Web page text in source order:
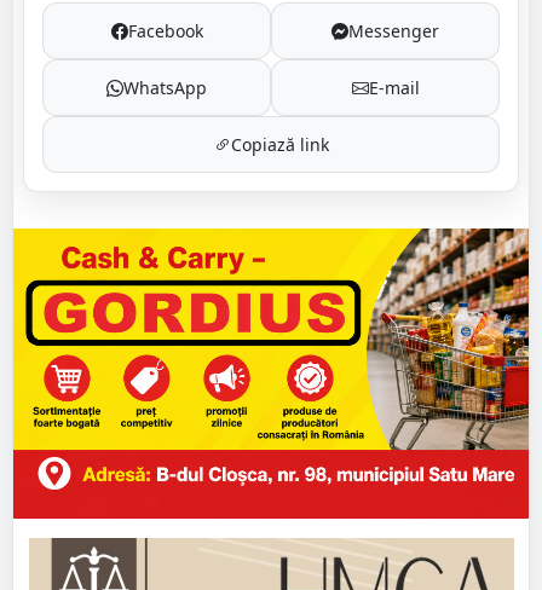
Facebook Messenger
WhatsApp E-mail
Copiază link